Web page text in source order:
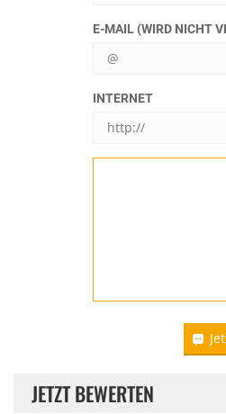
E-MAIL (WIRD NICHT
INTERNET
JETZT BEWERTEN